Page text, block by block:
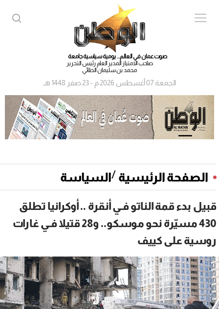
صوت عمان في العالم... يومية سياسية جامعة
صاحب الامتياز المدير العام رئيس التحرير
محمد بن سليمان الطائي
الجمعة 07 أغسطس 2026 م - 23 صفر 1448 هـ
الصفحة الرئيسية /السياسة
قبيل بدء قمة الناتو فـي أنقرة .. أوكرانيا تطلق
430 مسيّرة نحو موسكو.. و28 قتيلا فـي غارات
روسية على كييف